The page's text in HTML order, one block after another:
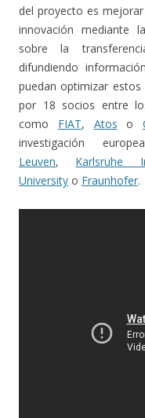
del proyecto es
innovación mediante
sobre la
difundiendo
puedan optimizar
por 18 socios entre
como FIAT, Atos o
investigación
Leuven, Karlsruhe
University o Fraunhofer.